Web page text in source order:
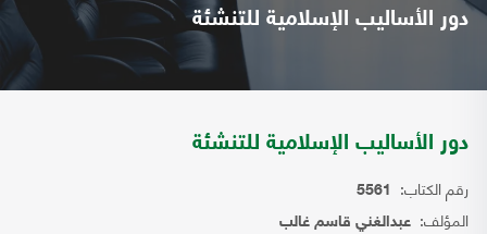
دور الأساليب الإسلامية للتنشئة
دور الأساليب الإسلامية للتنشئة
رقم الكتاب: 5561
المؤلف: عبدالغني قاسم غالب